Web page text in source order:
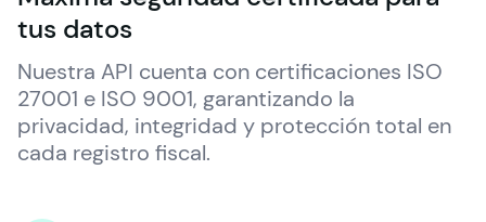
tus datos
Nuestra API cuenta con certificaciones ISO
27001 e ISO 9001, garantizando la
privacidad, integridad y protección total en
cada registro fiscal.